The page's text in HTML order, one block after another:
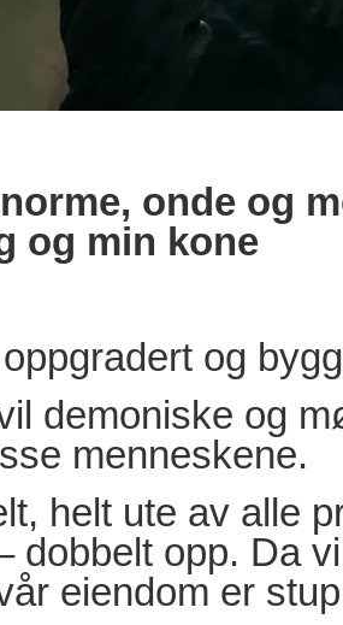
onde og
og min kone
og
demoniske og
menneskene.
helt ute av alle
dobbelt opp. Da
eiendom er